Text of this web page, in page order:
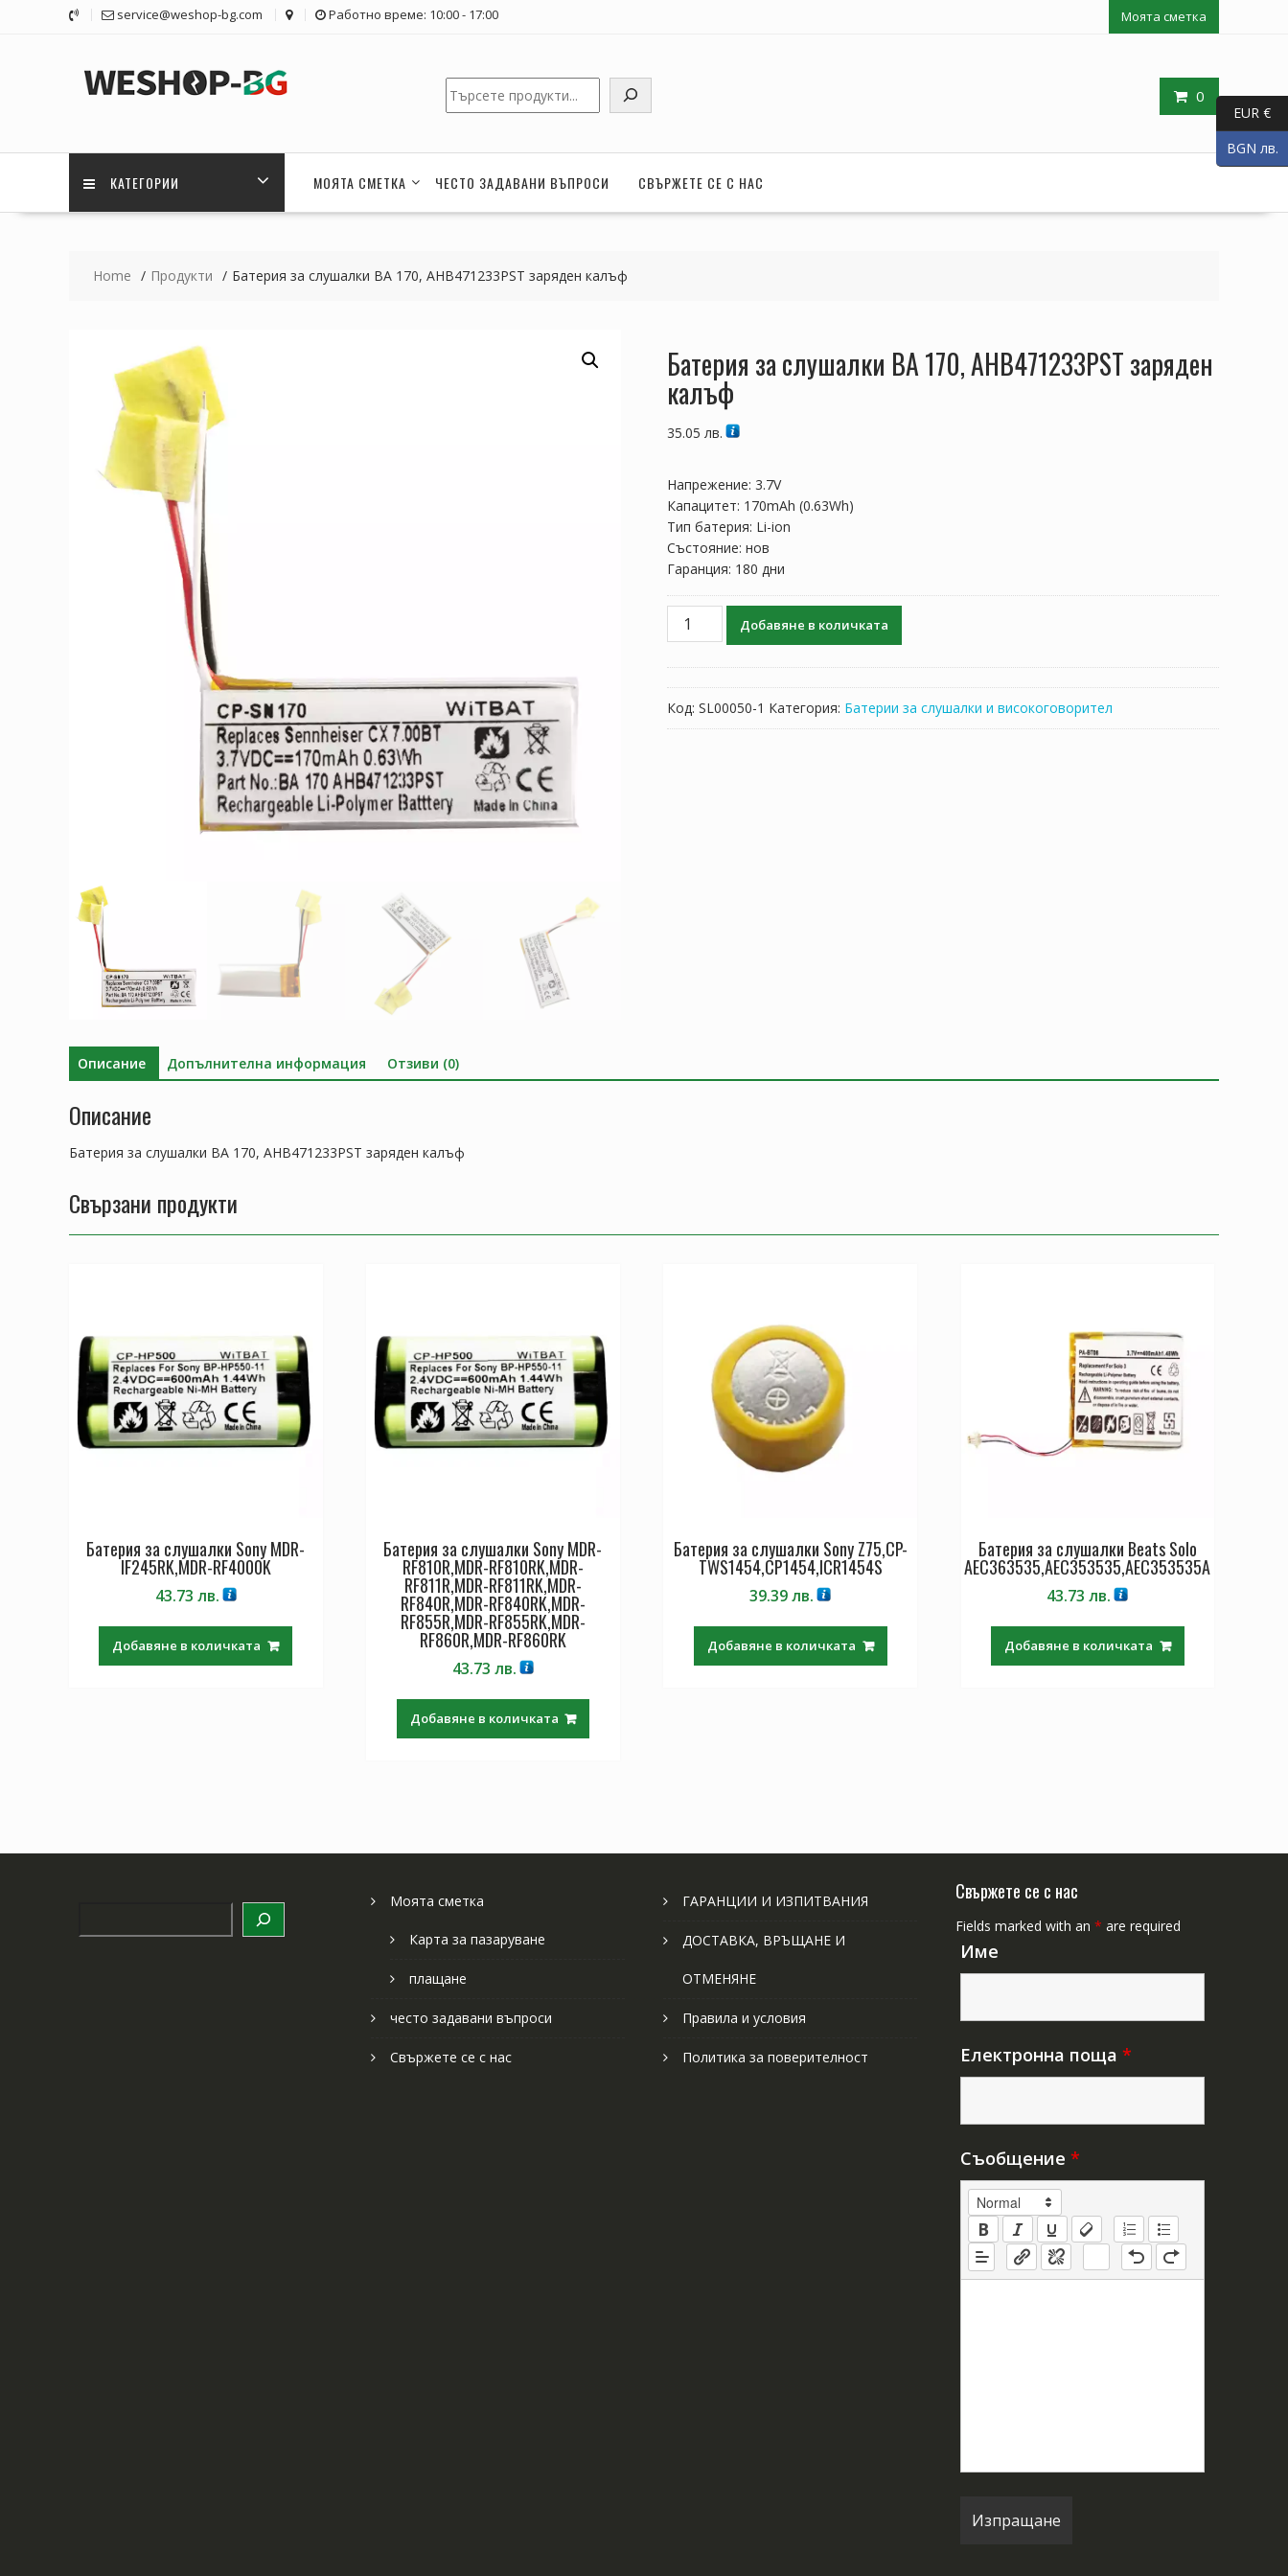
service@weshop-bg.com Работно време: 10:00 - 17:00 Моята сметка
0
Търсене
КАТЕГОРИИ МОЯТА СМЕТКА ЧЕСТО ЗАДАВАНИ ВЪПРОСИ СВЪРЖЕТЕ СЕ С НАС
Home Продукти Батерия за слушалки BA 170, AHB471233PST заряден калъф
Батерия за слушалки BA 170, AHB471233PST заряден
калъф
35.05 лв.
Напрежение: 3.7V
Капацитет: 170mAh (0.63Wh)
Тип батерия: Li-ion
Състояние: нов
Гаранция: 180 дни
количество
Добавяне в количката
Код: SL00050-1 Категория: Батерии за слушалки и високоговорител
Описание Допълнителна информация Отзиви (0)
Описание
Батерия за слушалки BA 170, AHB471233PST заряден калъф
Свързани продукти
Батерия за слушалки Sony MDR-
IF245RK,MDR-RF4000K
43.73 лв.
Добавяне в количката
Батерия за слушалки Sony MDR-
RF810R,MDR-RF810RK,MDR-
RF811R,MDR-RF811RK,MDR-
RF840R,MDR-RF840RK,MDR-
RF855R,MDR-RF855RK,MDR-
RF860R,MDR-RF860RK
43.73 лв.
Добавяне в количката
Батерия за слушалки Sony Z75,CP-
TWS1454,CP1454,ICR1454S
39.39лв.
Добавяне в количката
Батерия за слушалки Beats Solo
AEC363535,AEC353535,AEC353535A
43.73лв.
Добавяне в количката
Моята сметка
Карта за пазаруване
плащане
често задавани въпроси
Свържете се с нас
ГАРАНЦИИ И ИЗПИТВАНИЯ
ДОСТАВКА, ВРЪЩАНЕ И
ОТМЕНЯНЕ
Правила и условия
Политика за поверителност
Свържете се с нас
Fields marked with an * are required
Име
Електронна поща *
Съобщение *
EUR €
BGN лв.